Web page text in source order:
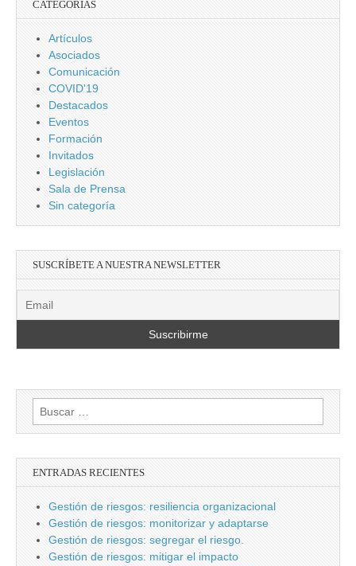
CATEGORÍAS
Artículos
Asociados
Comunicación
COVID'19
Destacados
Eventos
Formación
Invitados
Legislación
Sala de Prensa
Sin categoría
SUSCRÍBETE A NUESTRA NEWSLETTER
Buscar:
ENTRADAS RECIENTES
Gestión de riesgos: resiliencia organizacional
Gestión de riesgos: monitorizar y adaptarse
Gestión de riesgos: segregar el riesgo.
Gestión de riesgos: mitigar el impacto